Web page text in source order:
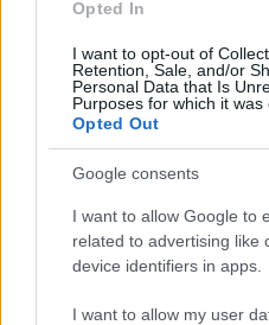
Opted In
I want to opt-out of
Retention, Sale, and/or
Personal Data that Is
Purposes for which it was
Opted Out
Google consents
I want to allow Google to
related to advertising like
device identifiers in apps.
I want to allow my user
jelentkezését, akikhez
újcirkusz világa. Legyél
csapatjátékos, készen a
kipróbálására és
Küldd el önéletrajzodat,
magadról az
Jelentkezési határidő:
A válogatás időpontja:
A próbaidőszak 2014.
végéig tart, azt követően